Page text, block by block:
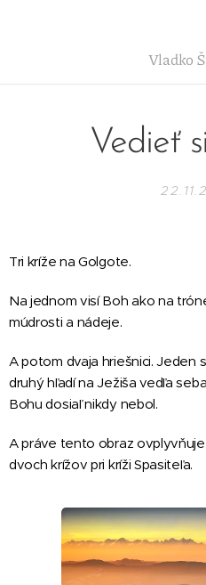
Vladko
Vedieť
Tri kríže na Golgote.
Na jednom visí Boh ako na
múdrosti a nádeje.
A potom dvaja hriešnici. Jeden
druhý hľadí na Ježiša vedľa
Bohu dosiaľ nikdy nebol.
A práve tento obraz
dvoch krížov pri kríži Spasiteľa.